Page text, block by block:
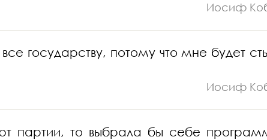
Иосиф
государству, потому что мне будет
Иосиф
партии, то выбрала бы себе